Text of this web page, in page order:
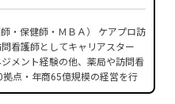
・保健師・ＭＢＡ） ケアプロ訪
看護師としてキャリアスター
メント経験の他、薬局や訪問看
点・年商65億規模の経営を行
現在は医療職マネジメント人財